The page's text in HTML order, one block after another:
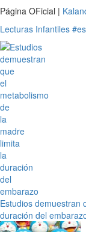
Página OFicial |
Lecturas Infantiles
Estudios demuestran
duración del